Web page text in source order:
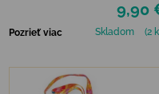
9,90
Pozrieť viac Skladom (2